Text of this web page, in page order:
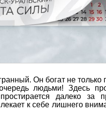
Он богат не
людьми! Здесь
далеко за
к себе лишнего